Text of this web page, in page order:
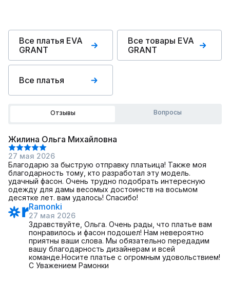
Все платья EVA
GRANT
Все товары EVA
GRANT
Все платья
Отзывы Вопросы
Жилина Ольга Михайловна
27 мая 2026
Благодарю за быструю отправку платьица! Также моя
благодарность тому, кто разработал эту модель.
удачный фасон. Очень трудно подобрать интересную
одежду для дамы весомых достоинств на восьмом
десятке лет. вам удалось! Спасибо!
Ramonki
27 мая 2026
Здравствуйте, Ольга. Очень рады, что платье вам
понравилось и фасон подошел! Нам невероятно
приятны ваши слова. Мы обязательно передадим
вашу благодарность дизайнерам и всей
команде.Носите платье с огромным удовольствием!
С Уважением Рамонки